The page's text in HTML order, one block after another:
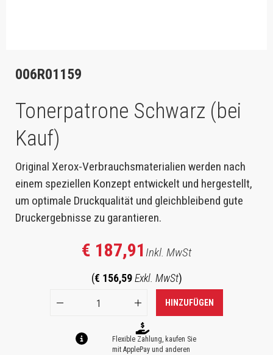
006R01159
Tonerpatrone Schwarz (bei
Kauf)
Original Xerox-Verbrauchsmaterialien werden nach
einem speziellen Konzept entwickelt und hergestellt,
um optimale Druckqualität und gleichbleibend gute
Druckergebnisse zu garantieren.
€ 187,91Inkl. MwSt
(€ 156,59 Exkl. MwSt)
HINZUFÜGEN
Flexible Zahlung, kaufen Sie
mit ApplePay und anderen